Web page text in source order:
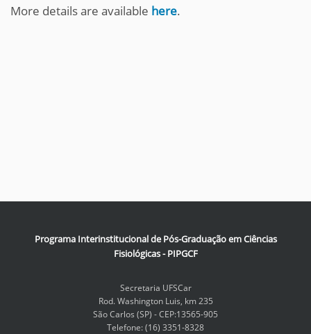
More details are available here.
Programa Interinstitucional de Pós-Graduação em Ciências
Fisiológicas - PIPGCF
Secretaria UFSCar
Rod. Washington Luis, km 235
São Carlos (SP) - CEP:13565-905
Telefone: (16) 3351-8328